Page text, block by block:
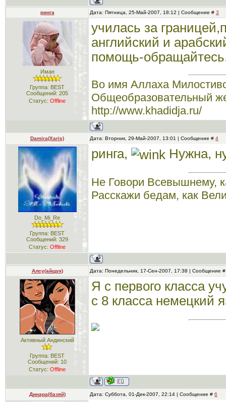
ринга Дата: Пятница, 25-Май-2007, 18:12 | Сообщение # 3
Иман
Группа: BEST
Сообщений: 205
Статус: Offline
училась за
английский и
помощь-
Во имя Аллаха
Общеобразовательный
http://www.khadidja.ru/
Damira(Xaris) Дата: Вторник, 29-Май-2007, 13:01 | Сообщение # 4
Do_Mi_Re
Группа: BEST
Сообщений: 329
Статус: Offline
ринга, Нужна,
Не Говори Всевышнему,
Расскажи бедам, как
Алсу(айщук) Дата: Понедельник, 17-Сен-2007, 17:38 | Сообщение
Активный Андинский
Группа: BEST
Сообщений: 10
Статус: Offline
Я с первого класса
с 8 класса немецкий
Динара(базяй) Дата: Суббота, 01-Дек-2007, 22:14 | Сообщение # 6